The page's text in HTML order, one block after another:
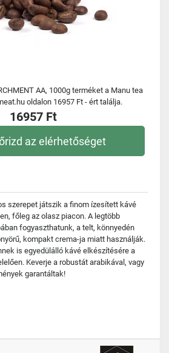
AA, 1000g terméket a Manu tea
oldalon 16957 Ft - ért találja.
16957 Ft
az elérhetőséget
szerepet játszik a finom ízesített kávé
főleg az olasz piacon. A legtöbb
fogyaszthatunk, a telt, könnyedén
kompakt crema-ja miatt használják.
is egyedülálló kávé elkészítésére a
Keverje a robustát arabikával, vagy
garantáltak!